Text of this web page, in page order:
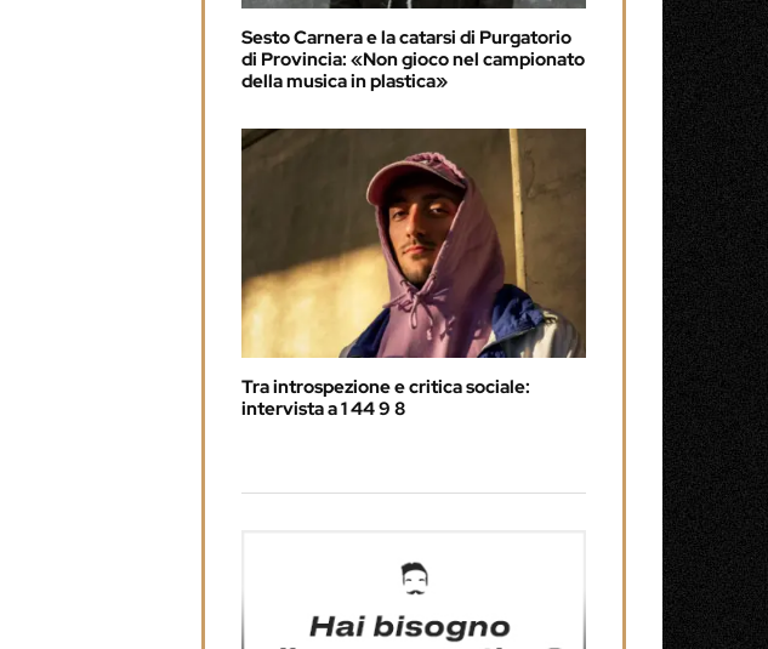
Sesto Carnera e la catarsi di Purgatorio
di Provincia: «Non gioco nel campionato
della musica in plastica»
Tra introspezione e critica sociale:
intervista a 1 44 9 8